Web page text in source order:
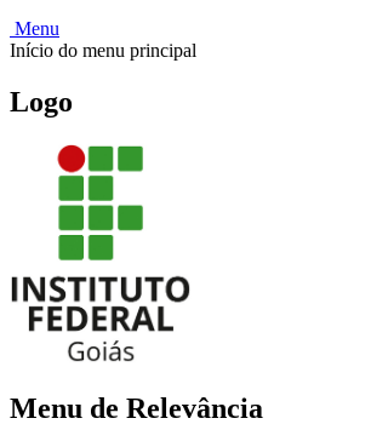
Menu
Início do menu principal
Logo
Menu de Relevância